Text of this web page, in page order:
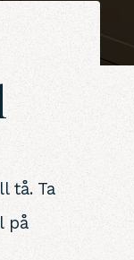
tå. Ta
på